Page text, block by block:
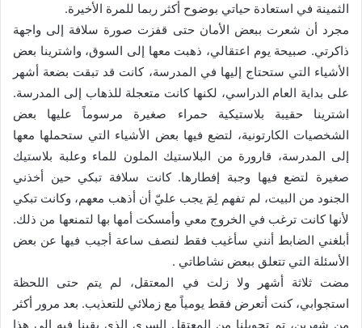
الثمينة في استعادة حياتي بوضوح أكثر ربما للمرة الأخيرة.
مجرد أن شعرت ببعض الأمان حتى قفزت صورة سلافة إلى واجهة
ذاكرتي. صبيحة يوم اعتقالي، ذهبت معها إلى السوق، واشترينا بعض
الأشياء التي ستحتاج إليها في المدرسة، كانت قد تبقت بضعة أشهر
على بداية العام الدراسي، لكنها كانت متعجلة للذهاب إلى المدرسة.
اشترينا حقيبة بلاستيكية حمراء صغيرة مرسوماً عليها بعض
الشخصيات الكارتونية، لتضع فيها بعض الأشياء التي ستحملها معها
إلى المدرسة، قارورة من البلاستيك الملون للماء وعلبة بلاستيك
صغيرة لتضع فيها وجبة إفطارها. كانت سلافة تبكي حين أخذني
الجنود من البيت، لم تفهم لِمَ يجب عليّ أن أذهب معهم، وكانت تبكي
لأنها كانت ترغب في الخروج معي وأمسكت أمها بها لتمنعها من ذلك.
أبلغني الضابط أنني سأغيب فقط لنصف ساعة أجيب فيها عن بعض
الأسئلة التي تتعلق ببعض نشاطاتي .
مضت ثلاثة أشهر ولا زلت في المعتقل، لم يتم حتى اللحظة
استجوابي، كنت أتعرض فقط يومياً مع زملائي للتعذيب. بعد مرور أكثر
من شهرين، تم تحويلنا من المعتقل السري الذي بقينا فيه إلى هذا